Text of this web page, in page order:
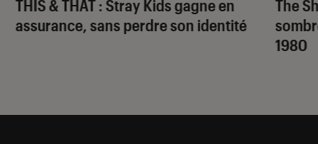
THIS & THAT: Stray Kids gagne en
assurance, sans perdre son identité
The
1980